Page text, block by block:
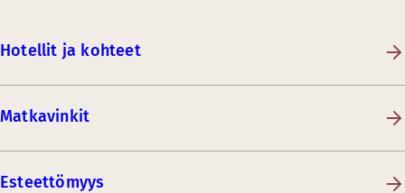
Hotellit ja kohteet
Matkavinkit
Esteettömyys